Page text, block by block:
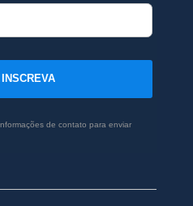
de contato para enviar